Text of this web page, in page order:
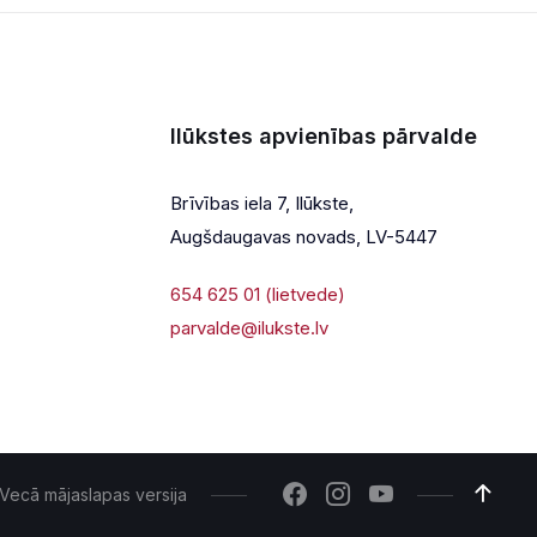
Ilūkstes apvienības pārvalde
Brīvības iela 7, Ilūkste,
Augšdaugavas novads, LV-5447
654 625 01 (lietvede)
parvalde@ilukste.lv
Vecā mājaslapas versija